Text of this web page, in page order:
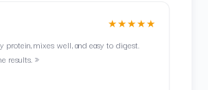
★★★★★
protein, mixes well, and easy to digest.
results. »